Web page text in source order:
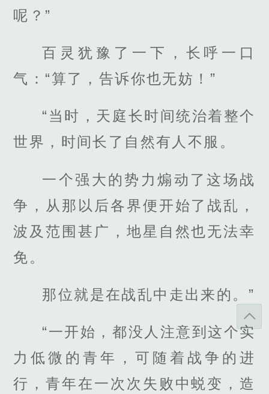
呢？”
百灵犹豫了一下，长呼一口
气：“算了，告诉你也无妨！”
“当时，天庭长时间统治着整个
世界，时间长了自然有人不服。
一个强大的势力煽动了这场战
争，从那以后各界便开始了战乱，
波及范围甚广，地星自然也无法幸
免。
那位就是在战乱中走出来的。”
“一开始，都没人注意到这个实
力低微的青年，可随着战争的进
行，青年在一次次失败中蜕变，造